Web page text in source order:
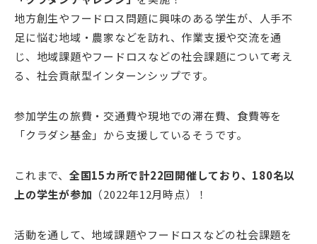
地方創生やフードロス問題に興味のある学生が、人手不
足に悩む地域・農家などを訪れ、作業支援や交流を通
じ、地域課題やフードロスなどの社会課題について考え
る、社会貢献型インターンシップです。
参加学生の旅費・交通費や現地での滞在費、食費等を
「クラダシ基金」から支援しているそうです。
これまで、 全国15カ所で計22回開催しており、180名以
上の学生が参加 （2022年12月時点）！
活動を通して、地域課題やフードロスなどの社会課題を